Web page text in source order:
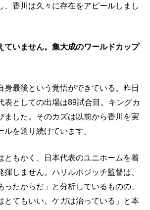
、香川は久々に存在をアピールしまし
ていません。集大成のワールドカップ
身最後という覚悟ができている。昨日
表としての出場は89試合目。キングカ
ました。そのカズは以前から香川を実
を送り続けています。
ともかく、日本代表のユニホームを着
揮しません。ハリルホジッチ監督は、
ったからだ」と分析しているものの、
とてもいい。ケガは治っている」と本